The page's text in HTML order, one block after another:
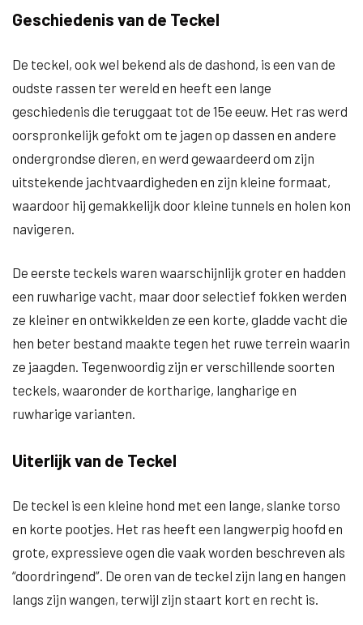
Geschiedenis van de Teckel
De teckel, ook wel bekend als de dashond, is een van de
oudste rassen ter wereld en heeft een lange
geschiedenis die teruggaat tot de 15e eeuw. Het ras werd
oorspronkelijk gefokt om te jagen op dassen en andere
ondergrondse dieren, en werd gewaardeerd om zijn
uitstekende jachtvaardigheden en zijn kleine formaat,
waardoor hij gemakkelijk door kleine tunnels en holen kon
navigeren.
De eerste teckels waren waarschijnlijk groter en hadden
een ruwharige vacht, maar door selectief fokken werden
ze kleiner en ontwikkelden ze een korte, gladde vacht die
hen beter bestand maakte tegen het ruwe terrein waarin
ze jaagden. Tegenwoordig zijn er verschillende soorten
teckels, waaronder de kortharige, langharige en
ruwharige varianten.
Uiterlijk van de Teckel
De teckel is een kleine hond met een lange, slanke torso
en korte pootjes. Het ras heeft een langwerpig hoofd en
grote, expressieve ogen die vaak worden beschreven als
“doordringend”. De oren van de teckel zijn lang en hangen
langs zijn wangen, terwijl zijn staart kort en recht is.